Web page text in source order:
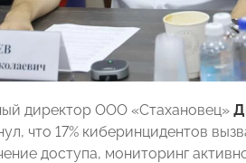
директор ООО «Стахановец»
что 17% киберинцидентов
доступа, мониторинг